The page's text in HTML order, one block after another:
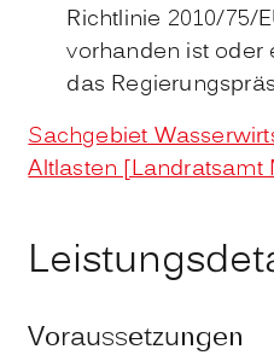
Richtlinie 2010/75/
vorhanden ist oder
das
Sachgebiet
Altlasten [Landratsamt
Voraussetzungen